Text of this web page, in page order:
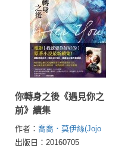
你轉身之後《遇見你之
前》續集
作者： 喬喬．莫伊絲(Jojo
Moyes)
出版日：20160705